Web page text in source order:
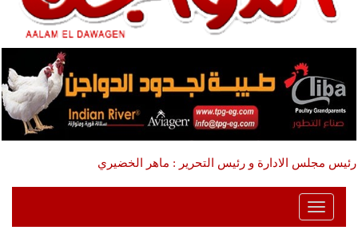
رئيس مجلس الادارة و رئيس التحرير : ماهر الخضيري
Toggle
Navigation